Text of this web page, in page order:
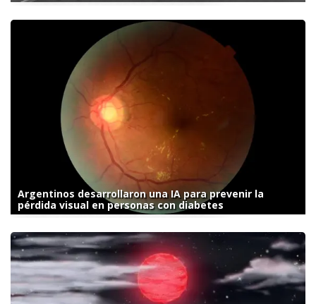
Argentinos desarrollaron una IA para prevenir la
pérdida visual en personas con diabetes